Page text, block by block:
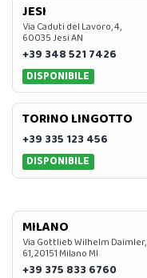
JESI
Via Caduti del Lavoro, 4,
60035 Jesi AN
+39 348 521 7426
DISPONIBILE
TORINO LINGOTTO
+39 335 123 456
DISPONIBILE
MILANO
Via Gottlieb Wilhelm Daimler,
61, 20151 Milano MI
+39 375 833 6760